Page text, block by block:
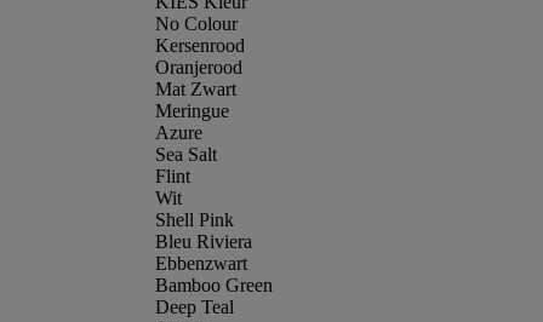
No Colour
Kersenrood
Oranjerood
Mat Zwart
Meringue
Azure
Sea Salt
Flint
Wit
Shell Pink
Bleu Riviera
Ebbenzwart
Bamboo Green
Deep Teal